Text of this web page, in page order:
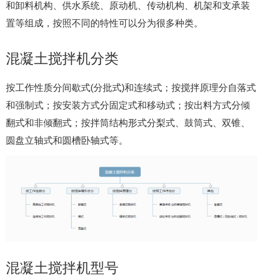
和卸料机构、供水系统、原动机、传动机构、机架和支承装
置等组成，按照不同的特性可以分为很多种类。
混凝土搅拌机分类
按工作性质分间歇式(分批式)和连续式；按搅拌原理分自落式
和强制式；按安装方式分固定式和移动式；按出料方式分倾
翻式和非倾翻式；按拌筒结构形式分梨式、鼓筒式、双锥、
圆盘立轴式和圆槽卧轴式等。
混凝土搅拌机型号